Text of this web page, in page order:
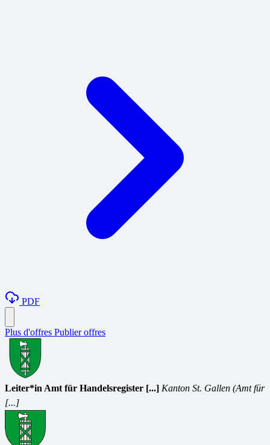
PDF
Plus d'offres Publier offres
Leiter*in Amt für Handelsregister [...] Kanton St. Gallen (Amt für
[...]